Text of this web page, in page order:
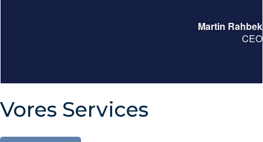
Martin Rahbek
CEO
Vores Services